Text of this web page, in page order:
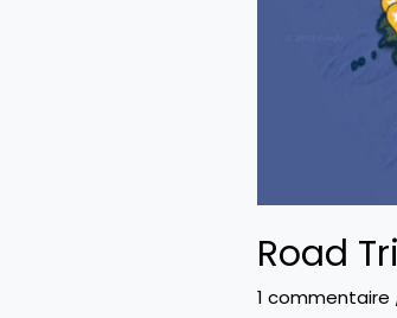
Road
1 commentaire